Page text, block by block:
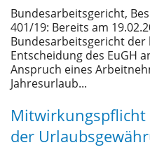
Bundesarbeitsgericht,
401/19: Bereits am
Bundesarbeitsgericht der
Entscheidung des EuGH
Anspruch eines
Jahresurlaub...
Mitwirkungspflicht
der